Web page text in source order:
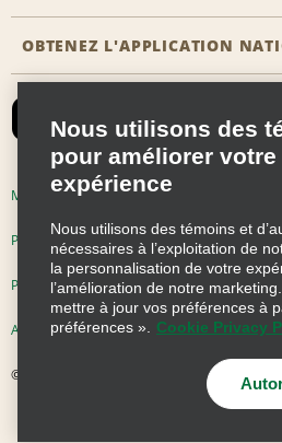
Réserver un véhicule pour
Emerald Club se connecter
Emerald Club S'inscrire
Emerald Club Avantages
Emerald Club Services
FAQ
Abonnement aux courriels
Histoire de l’entreprise
Responsabilité sociale
Occasions de franchise
Perspectives de carrière
OBTENEZ L'APPLICATION
Modalités d'utilisation
Politique sur les fichiers témoins
Pluriannuel d'accessibilité Choix
AdChoices
© 2026 Enterprise Holdings, Inc. Tous droits
Nous utilisons des
pour améliorer votre
expérience
Nous utilisons des témoins et
nécessaires à l’exploitation de
la personnalisation de votre
l’amélioration de notre
mettre à jour vos préférences à
préférences ».
Cookie Privacy